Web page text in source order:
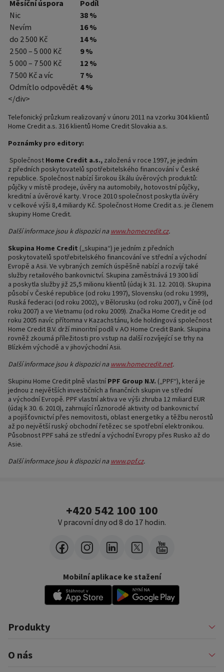
Měsíční úspora
Podíl
Nic
38 %
Nevím
16 %
do 2 500 Kč
14 %
2 500 – 5 000 Kč
9 %
5 000 – 7 500 Kč
12 %
7 500 Kč a víc
7 %
Odmítlo odpovědět 4 %
</div>
Telefonický průzkum realizovaný v únoru 2011 na vzorku 304 klientů
Home Credit a.s. 316 klientů Home Credit Slovakia a.s.
Poznámky pro editory:
Společnost Home Credit a.s., založená v roce 1997, je jedním
z předních poskytovatelů spotřebitelského financování v České
republice. Společnost nabízí širokou škálu úvěrových produktů:
půjčky v místě prodeje, úvěry na automobily, hotovostní půjčky,
kreditní a úvěrové karty. V roce 2010 společnost poskytla úvěry
v celkové výši 8,4 miliardy Kč. Společnost Home Credit a.s. je členem
skupiny Home Credit.
Další informace jsou k dispozici na www.homecredit.cz.
Skupina Home Credit („skupina“) je jedním z předních
poskytovatelů spotřebitelského financování ve střední a východní
Evropě a Asii. Ve vybraných zemích úspěšně nabízí a rozvíjí také
služby retailového bankovnictví. Skupina zaměstnává 19 300 lidí
a poskytla služby již 25,5 milionu klientů (údaj k 31. 12. 2010). Skupina
působí v České republice (od roku 1997), Slovensku (od roku 1999),
Ruská federaci (od roku 2002), v Bělorusku (od roku 2007), v Číně (od
roku 2007) a ve Vietnamu (od roku 2009). Značka Home Credit je od
roku 2005 navíc přítomna v Kazachstánu, kde holdingová společnost
Home Credit B.V. drží minoritní podíl v AO Home Credit Bank. Skupina
rovněž zkoumá příležitosti pro vstup na další rozvíjející se trhy na
Blízkém východě a v jihovýchodní Asii.
Další informace jsou k dispozici na www.homecredit.net.
Skupinu Home Credit plně vlastní PPF Group N.V. („PPF“), která je
jednou z největších investičních a finančních skupin ve střední
a východní Evropě. PPF vlastní aktiva ve výši zhruba 12 miliard EUR
(údaj k 30. 6. 2010), zahrnující různorodé aktivity od bankovnictví
a pojišťovnictví přes nemovitosti, oblast energetiky a těžbu nerostů
až po největší ruský obchodní řetězec se spotřební elektronikou.
Působnost PPF sahá ze střední a východní Evropy přes Rusko až do
Asie.
Další informace jsou k dispozici na www.ppf.cz.
+420 542 100 100
V pracovní dny od 8 do 17 hodin.
Mobilní aplikace ke stažení
Produkty
Půjčky
Financování podnikatelů
O nás